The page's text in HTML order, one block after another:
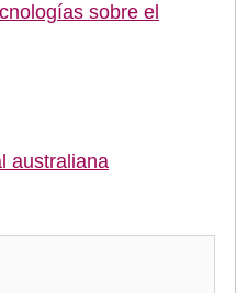
sobre el
australiana